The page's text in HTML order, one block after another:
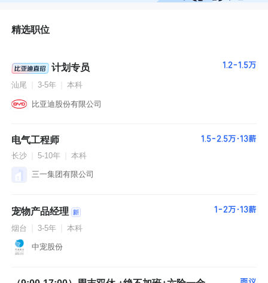
成
都
大
杭
州
长
汉
合
沈
原
厦
门
南
昌
精选职位
计划专员 1.2-1.5万
汕尾 3-5年 本科
比亚迪股份有限公司
电气工程师 1.5-2.5万·13薪
长沙 5-10年 本科
三一集团有限公司
宠物产品经理 1-2万·13薪
烟台 3-5年 本科
中宠股份